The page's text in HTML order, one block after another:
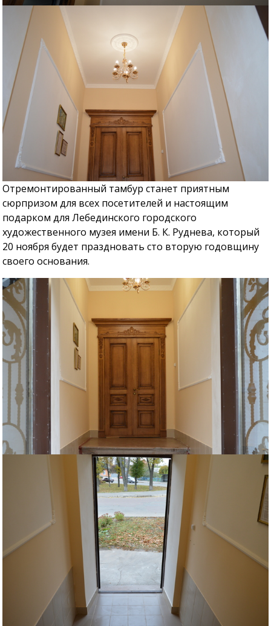
Отремонтированный тамбур станет приятным
сюрпризом для всех посетителей и настоящим
подарком для Лебединского городского
художественного музея имени Б. К. Руднева, который
20 ноября будет праздновать сто вторую годовщину
своего основания.